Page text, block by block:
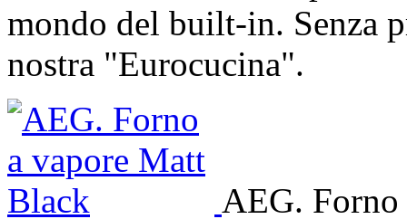
mondo del built-in. Senza
nostra "Eurocucina".
AEG.